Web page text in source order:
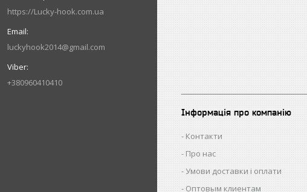
https://Lucky-hook.com.ua
luckyhook2014@gmail.com
+380960410410
Інформація про компанію
Контакти
Про нас
Умови доставки і оплати
Оптовым клиентам